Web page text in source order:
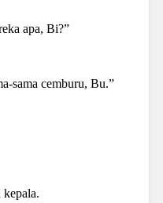
apa, Bi?”
sama cemburu, Bu.”